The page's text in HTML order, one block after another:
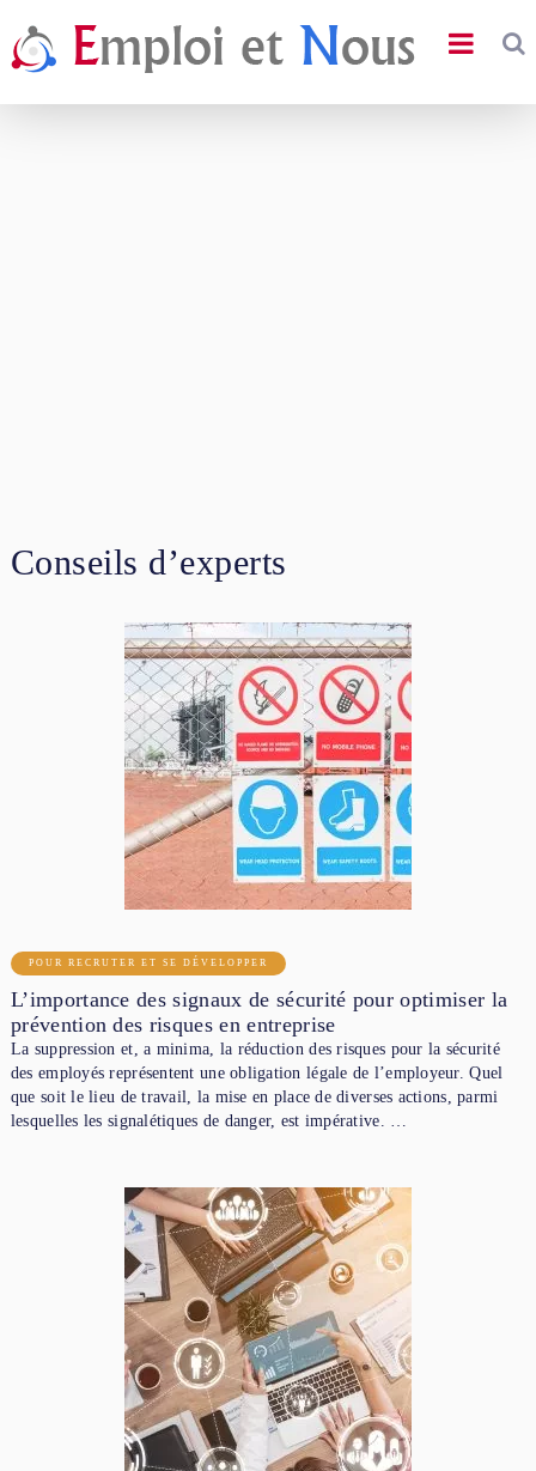
Conseils d’experts
POUR RECRUTER ET SE DÉVELOPPER
L’importance des signaux de sécurité pour optimiser la
prévention des risques en entreprise
La suppression et, a minima, la réduction des risques pour la sécurité
des employés représentent une obligation légale de l’employeur. Quel
que soit le lieu de travail, la mise en place de diverses actions, parmi
lesquelles les signalétiques de danger, est impérative. …